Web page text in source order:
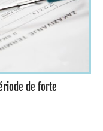
de forte